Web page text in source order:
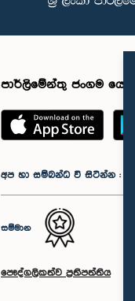
පාර්ලිමේන්තු ජංගම යෙදුම
අප හා සම්බන්ධ වී සිටින්න :
සම්මාන
පෞද්ගලිකත්ව ප්‍රතිපත්තිය